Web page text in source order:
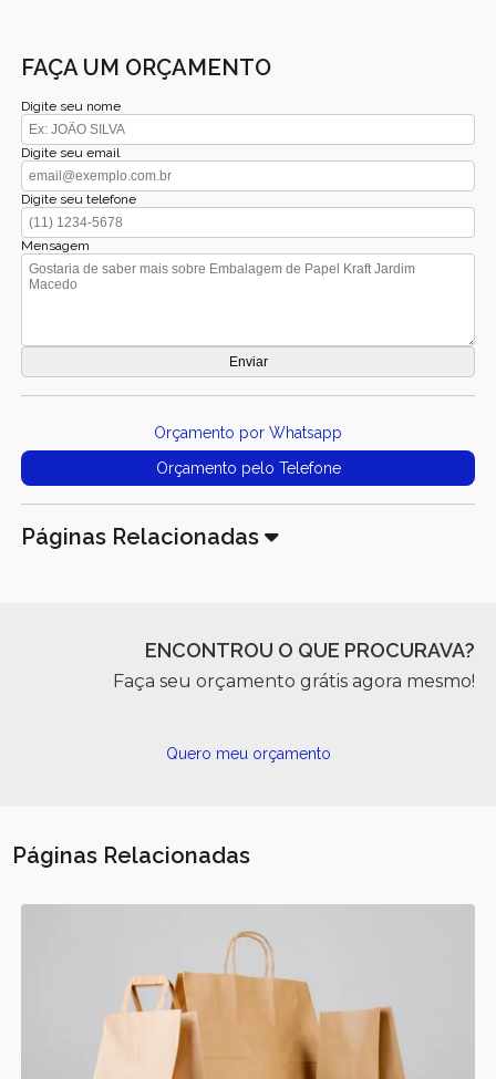
FAÇA UM ORÇAMENTO
Digite seu nome
Digite seu email
Digite seu telefone
Mensagem
Orçamento por Whatsapp
Orçamento pelo Telefone
Páginas Relacionadas
ENCONTROU O QUE PROCURAVA?
Faça seu orçamento grátis agora mesmo!
Quero meu orçamento
Páginas Relacionadas